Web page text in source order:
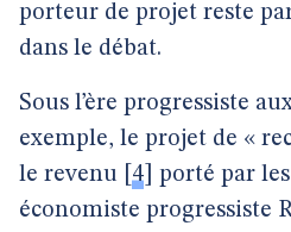
porteur de projet reste
dans le débat.
Sous l’ère progressiste
exemple, le projet de «
le revenu
4
porté par
économiste progressiste